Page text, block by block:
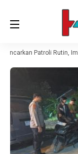
Patroli Rutin,